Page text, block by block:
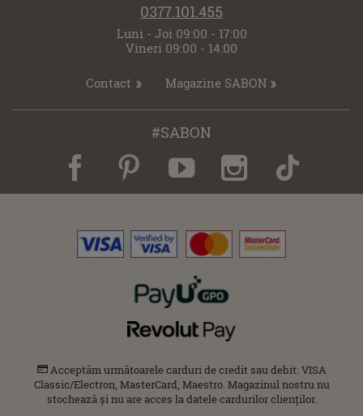
0377.101.455
Luni - Joi 09:00 - 17:00
Vineri 09:00 - 14:00
Contact Magazine SABON
#SABON
Acceptăm următoarele carduri de credit sau debit: VISA
Classic/Electron, MasterCard, Maestro. Magazinul nostru nu
stochează și nu are acces la datele cardurilor clienților.